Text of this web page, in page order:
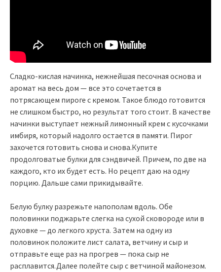
Сладко-кислая начинка, нежнейшая песочная основа и
аромат на весь дом — все это сочетается в
потрясающем пироге с кремом. Такое блюдо готовится
не слишком быстро, но результат того стоит. В качестве
начинки выступает нежный лимонный крем с кусочками
имбиря, который надолго остается в памяти. Пирог
захочется готовить снова и снова.Купите
продолговатые булки для сэндвичей. Причем, по две на
каждого, кто их будет есть. Но рецепт даю на одну
порцию. Дальше сами прикидывайте.
Белую булку разрежьте напополам вдоль. Обе
половинки поджарьте слегка на сухой сковороде или в
духовке — до легкого хруста. Затем на одну из
половинок положите лист салата, ветчину и сыр и
отправьте еще раз на прогрев — пока сыр не
расплавится.Далее полейте сыр с ветчиной майонезом.